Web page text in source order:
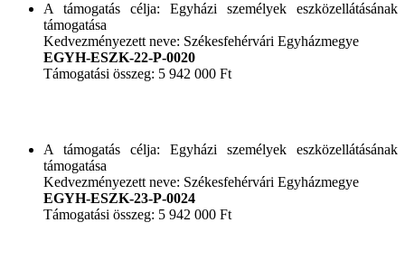
A támogatás célja: Egyházi személyek eszközellátásának
támogatása
Kedvezményezett neve: Székesfehérvári Egyházmegye
EGYH-ESZK-22-P-0020
Támogatási összeg: 5 942 000 Ft
A támogatás célja: Egyházi személyek eszközellátásának
támogatása
Kedvezményezett neve: Székesfehérvári Egyházmegye
EGYH-ESZK-23-P-0024
Támogatási összeg: 5 942 000 Ft